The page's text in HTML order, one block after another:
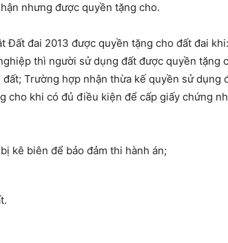
nhưng được quyền tặng cho.
Đất đai 2013 được quyền tặng cho đất đai
thì người sử dụng đất được quyền tặng
Trường hợp nhận thừa kế quyền sử dụng
cho khi có đủ điều kiện để cấp giấy chứng
kê biên để bảo đảm thi hành án;